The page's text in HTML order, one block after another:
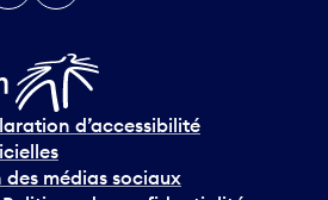
d’accessibilité
médias sociaux